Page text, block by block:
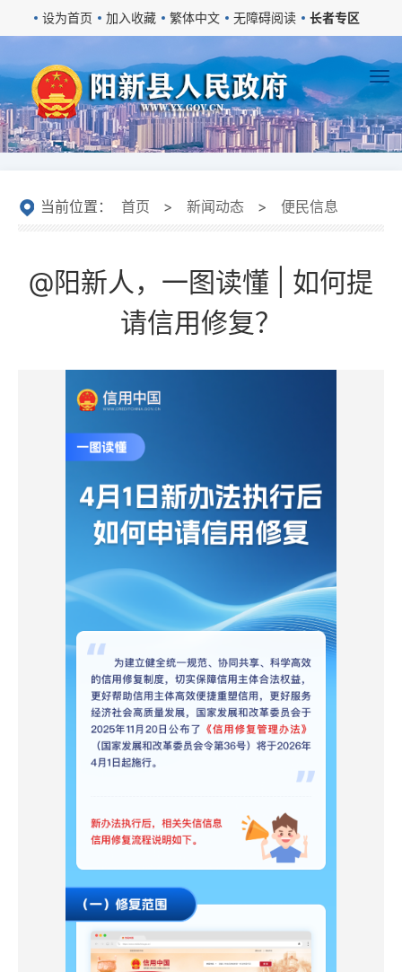
设为首页 加入收藏 繁体中文 无障碍阅读 长者专区
当前位置： 首页 > 新闻动态 > 便民信息
@阳新人，一图读懂 | 如何提
请信用修复？